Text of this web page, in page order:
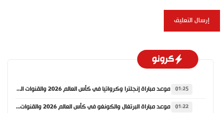
كرونو
01:25 موعد مباراة إنجلترا وكرواتيا في كأس العالم 2026 والقنوات الناقلة
01:22 موعد مباراة البرتغال والكونغو في كأس العالم 2026 والقنوات الناقلة